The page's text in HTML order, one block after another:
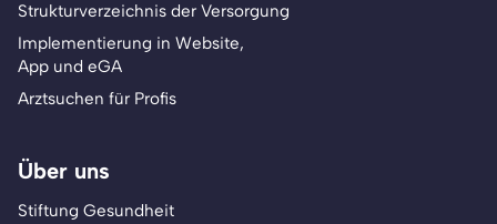
Strukturverzeichnis der Versorgung
Implementierung in Website,
App und eGA
Arztsuchen für Profis
Über uns
Stiftung Gesundheit